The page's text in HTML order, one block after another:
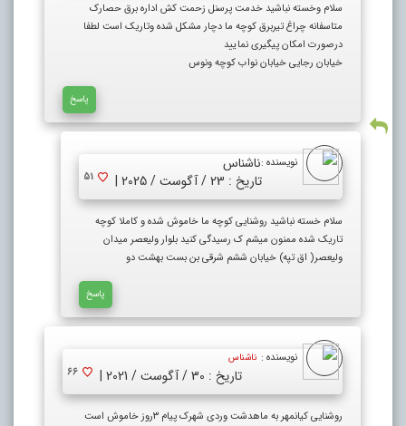
سلام وخسته نباشید خدمت پرسنل زحمت کش اداره برق حصارک
متاسفانه چراغ تیربرق کوچه ما دچار مشکل شده وتاریک است لطفا
درصورت امکان پیگیری نمایید
خیابان رجایی خیابان نواب کوچه ونوس
پاسخ
نویسنده :ناشناس
تاریخ : 23 / آگوست / 2025 |
51
سلام خسته نباشید روشنایی کوچه ما خاموش شده و کاملا کوچه
تاریک شده ممنون میشم ک رسیدگی کنید بلوار ولیعصر میدان
ولیعصر( اق تپه) خیابان ششم شرقی بن بست بهشت دو
پاسخ
نویسنده : ناشناس
تاریخ : 30 / آگوست / 2021 | 66
روشنایی کیانمهر به ماهدشت وردی شهرک پیام ۳روز خاموش است